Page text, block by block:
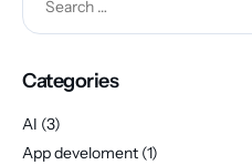
Categories
AI (3)
App develoment (1)